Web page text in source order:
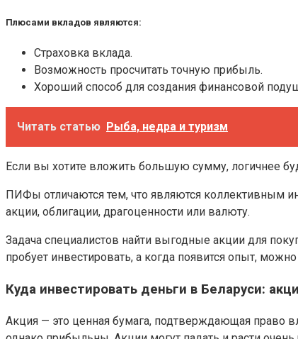
Плюсами вкладов являются:
Страховка вклада.
Возможность просчитать точную прибыль.
Хороший способ для создания финансовой
Читать статью Рыба, недра и туризм
Если вы хотите вложить большую сумму, логичнее
ПИФы отличаются тем, что являются коллективным
акции, облигации, драгоценности или валюту.
Задача специалистов найти выгодные акции для
пробует инвестировать, а когда появится опыт,
Куда инвестировать деньги в Беларуси:
Акция — это ценная бумага, подтверждающая право